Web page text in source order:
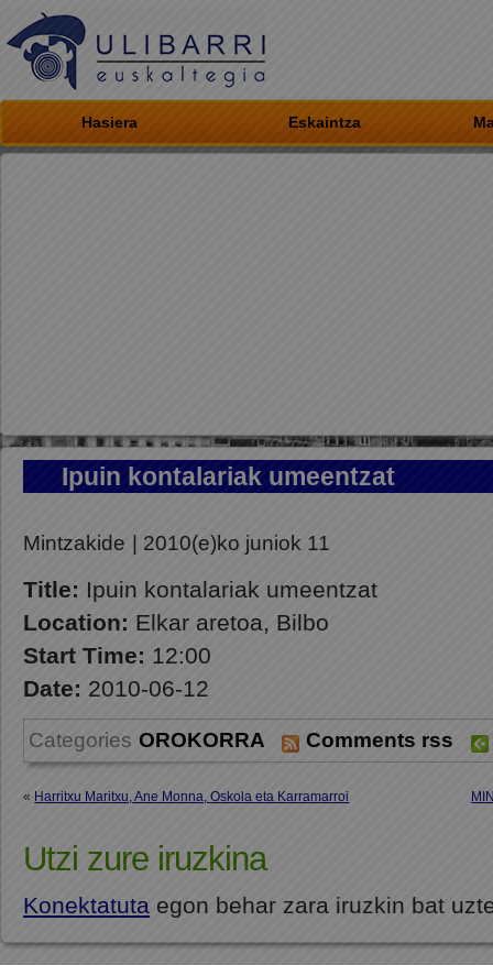
Hasiera Eskaintza
Ipuin kontalariak umeentzat
Mintzakide | 2010(e)ko juniok 11
Title: Ipuin kontalariak umeentzat
Location: Elkar aretoa, Bilbo
Start Time: 12:00
Date: 2010-06-12
Categories OROKORRA Comments rss
« Harritxu Maritxu, Ane Monna, Oskola eta Karramarroi
Utzi zure iruzkina
Konektatuta egon behar zara iruzkin bat